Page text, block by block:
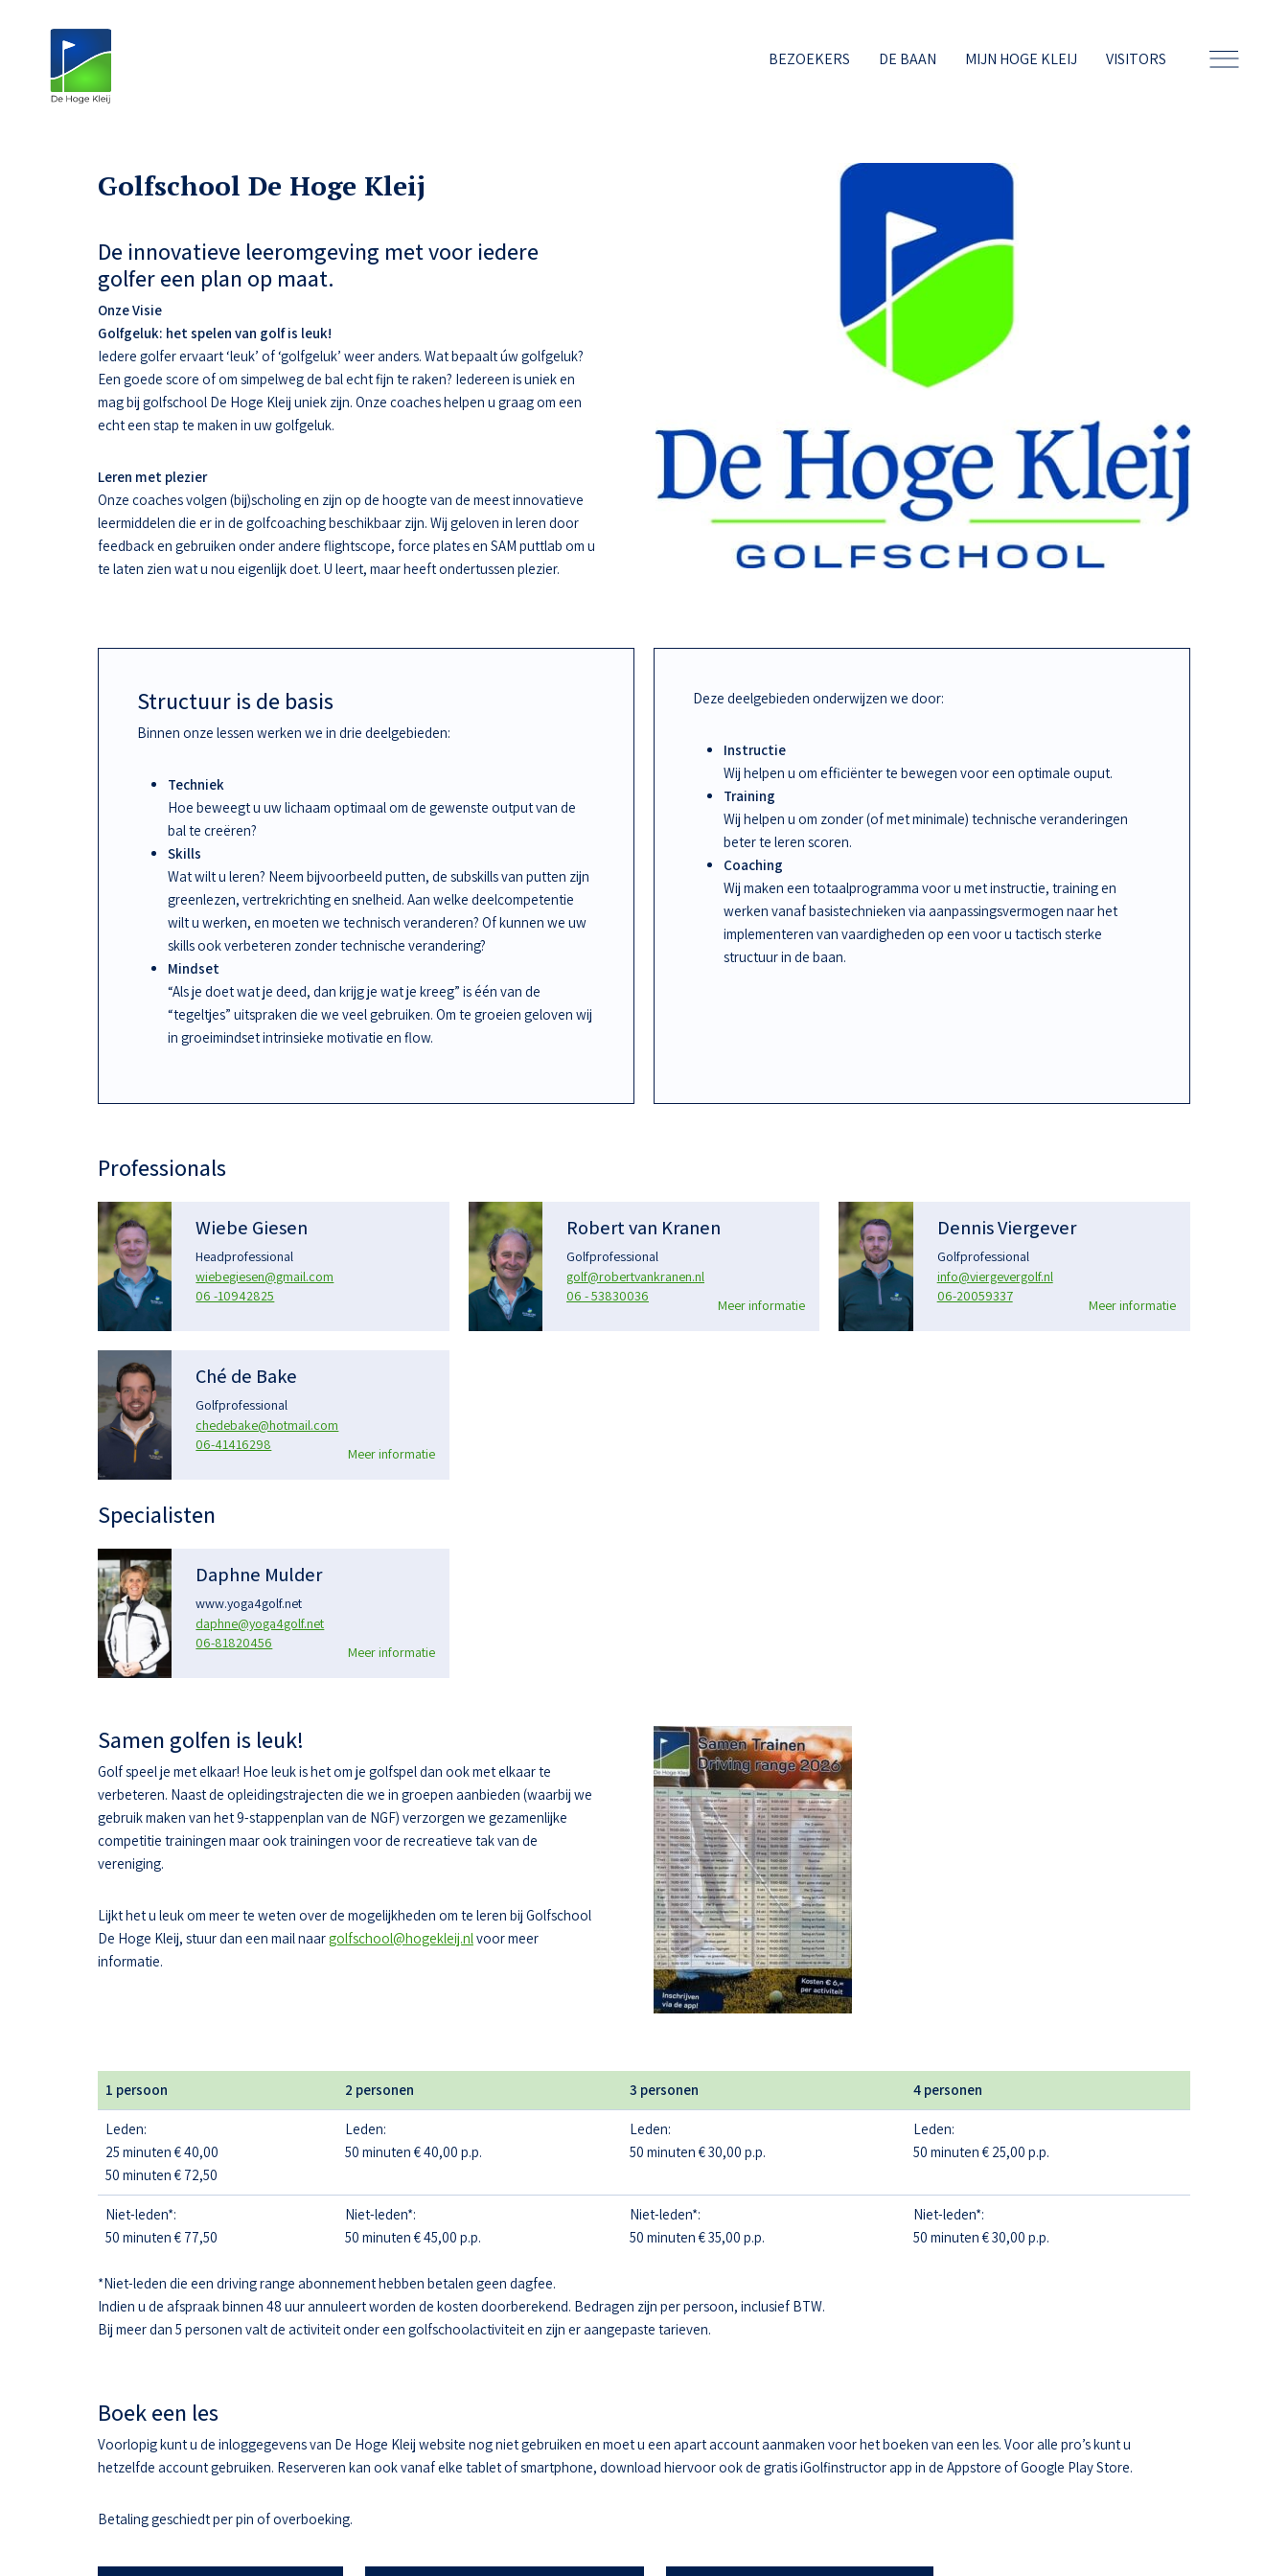
BEZOEKERS DE BAAN MIJN HOGE KLEIJ VISITORS
Golfschool De Hoge Kleij
De innovatieve leeromgeving met voor iedere
golfer een plan op maat.
Onze Visie
Golfgeluk: het spelen van golf is leuk!
Iedere golfer ervaart ‘leuk’ of ‘golfgeluk’ weer anders. Wat bepaalt úw golfgeluk?
Een goede score of om simpelweg de bal echt fijn te raken? Iedereen is uniek en
mag bij golfschool De Hoge Kleij uniek zijn. Onze coaches helpen u graag om een
echt een stap te maken in uw golfgeluk.
Leren met plezier
Onze coaches volgen (bij)scholing en zijn op de hoogte van de meest innovatieve
leermiddelen die er in de golfcoaching beschikbaar zijn. Wij geloven in leren door
feedback en gebruiken onder andere flightscope, force plates en SAM puttlab om u
te laten zien wat u nou eigenlijk doet. U leert, maar heeft ondertussen plezier.
Structuur is de basis
Binnen onze lessen werken we in drie deelgebieden:
Techniek
Hoe beweegt u uw lichaam optimaal om de gewenste output van de
bal te creëren?
Skills
Wat wilt u leren? Neem bijvoorbeeld putten, de subskills van putten zijn
greenlezen, vertrekrichting en snelheid. Aan welke deelcompetentie
wilt u werken, en moeten we technisch veranderen? Of kunnen we uw
skills ook verbeteren zonder technische verandering?
Mindset
“Als je doet wat je deed, dan krijg je wat je kreeg” is één van de
“tegeltjes” uitspraken die we veel gebruiken. Om te groeien geloven wij
in groeimindset intrinsieke motivatie en flow.
Deze deelgebieden onderwijzen we door:
Instructie
Wij helpen u om efficiënter te bewegen voor een optimale ouput.
Training
Wij helpen u om zonder (of met minimale) technische veranderingen
beter te leren scoren.
Coaching
Wij maken een totaalprogramma voor u met instructie, training en
werken vanaf basistechnieken via aanpassingsvermogen naar het
implementeren van vaardigheden op een voor u tactisch sterke
structuur in de baan.
Professionals
Wiebe Giesen
Headprofessional
wiebegiesen@gmail.com
06 -10942825
Robert van Kranen
Golfprofessional
golf@robertvankranen.nl
06 - 53830036
Meer informatie
Dennis Viergever
Golfprofessional
info@viergevergolf.nl
06-20059337
Meer informatie
Ché de Bake
Golfprofessional
chedebake@hotmail.com
06-41416298
Meer informatie
Specialisten
Daphne Mulder
www.yoga4golf.net
daphne@yoga4golf.net
06-81820456
Meer informatie
Samen golfen is leuk!
Golf speel je met elkaar! Hoe leuk is het om je golfspel dan ook met elkaar te
verbeteren. Naast de opleidingstrajecten die we in groepen aanbieden (waarbij we
gebruik maken van het 9-stappenplan van de NGF) verzorgen we gezamenlijke
competitie trainingen maar ook trainingen voor de recreatieve tak van de
vereniging.
Lijkt het u leuk om meer te weten over de mogelijkheden om te leren bij Golfschool
De Hoge Kleij, stuur dan een mail naargolfschool@hogekleij.nlvoor meer
informatie.
1 persoon 2 personen 3 personen 4 personen
Leden:
25 minuten € 40,00
50 minuten € 72,50
Leden:
50 minuten € 40,00 p.p.
Leden:
50 minuten € 30,00 p.p.
Leden:
50 minuten € 25,00 p.p.
Niet-leden*:
50 minuten € 77,50
Niet-leden*:
50 minuten € 45,00 p.p.
Niet-leden*:
50 minuten € 35,00 p.p.
Niet-leden*:
50 minuten € 30,00 p.p.
*Niet-leden die een driving range abonnement hebben betalen geen dagfee.
Indien u de afspraak binnen 48 uur annuleert worden de kosten doorberekend. Bedragen zijn per persoon, inclusief BTW.
Bij meer dan 5 personen valt de activiteit onder een golfschoolactiviteit en zijn er aangepaste tarieven.
Boek een les
Voorlopig kunt u de inloggegevens van De Hoge Kleij website nog niet gebruiken en moet u een apart account aanmaken voor het boeken van een les. Voor alle pro’s kunt u
hetzelfde account gebruiken. Reserveren kan ook vanaf elke tablet of smartphone, download hiervoor ook de gratis iGolfinstructor app in de Appstore of Google Play Store.
Betaling geschiedt per pin of overboeking.